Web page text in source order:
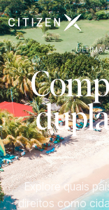
Ir para a página
ÚLTIMA
Explore quais
direitos como